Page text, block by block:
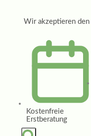
Wir akzeptieren den
Kostenfreie
Erstberatung